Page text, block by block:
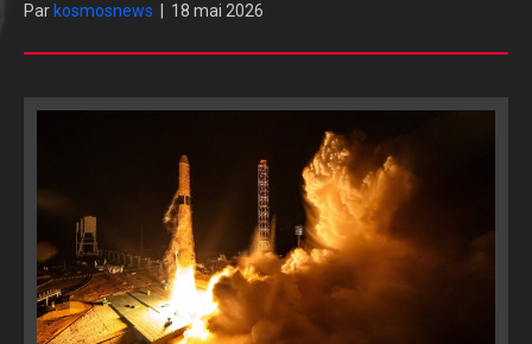
Par kosmosnews 18 mai 2026